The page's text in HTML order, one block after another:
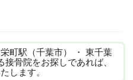
町駅（千葉市） ・ 東千葉
骨院をお探しであれば、
します。